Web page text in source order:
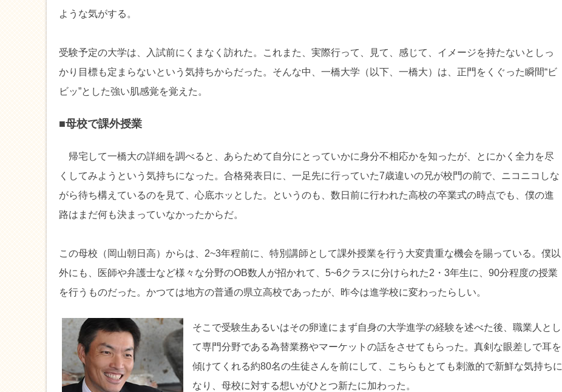
ような気がする。
受験予定の大学は、入試前にくまなく訪れた。これまた、実際行って、見て、感じて、イメージを持たないとしっ
かり目標も定まらないという気持ちからだった。そんな中、一橋大学（以下、一橋大）は、正門をくぐった瞬間“ビ
ビッ”とした強い肌感覚を覚えた。
■母校で課外授業
帰宅して一橋大の詳細を調べると、あらためて自分にとっていかに身分不相応かを知ったが、とにかく全力を尽
くしてみようという気持ちになった。合格発表日に、一足先に行っていた7歳違いの兄が校門の前で、ニコニコしな
がら待ち構えているのを見て、心底ホッとした。というのも、数日前に行われた高校の卒業式の時点でも、僕の進
路はまだ何も決まっていなかったからだ。
この母校（岡山朝日高）からは、2~3年程前に、特別講師として課外授業を行う大変貴重な機会を賜っている。僕以
外にも、医師や弁護士など様々な分野のOB数人が招かれて、5~6クラスに分けられた2・3年生に、90分程度の授業
を行うものだった。かつては地方の普通の県立高校であったが、昨今は進学校に変わったらしい。
そこで受験生あるいはその卵達にまず自身の大学進学の経験を述べた後、職業人とし
て専門分野である為替業務やマーケットの話をさせてもらった。真剣な眼差しで耳を
傾けてくれる約80名の生徒さんを前にして、こちらもとても刺激的で新鮮な気持ちに
なり、母校に対する想いがひとつ新たに加わった。